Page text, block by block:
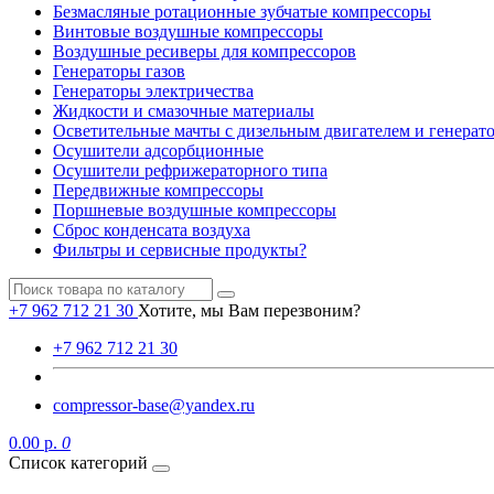
Безмасляные ротационные зубчатые компрессоры
Винтовые воздушные компрессоры
Воздушные ресиверы для компрессоров
Генераторы газов
Генераторы электричества
Жидкости и смазочные материалы
Осветительные мачты с дизельным двигателем и
Осушители адсорбционные
Осушители рефрижераторного типа
Передвижные компрессоры
Поршневые воздушные компрессоры
Сброс конденсата воздуха
Фильтры и сервисные продукты?
+7 962 712 21 30 Хотите, мы Вам перезвоним?
+7 962 712 21 30
compressor-base@yandex.ru
0.00 р. 0
Список категорий